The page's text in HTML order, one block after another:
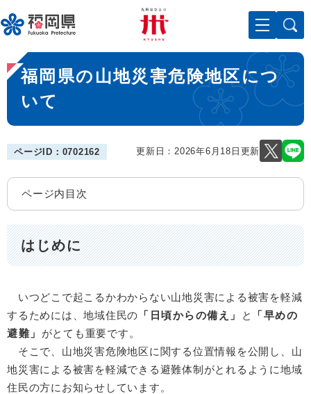
ー
ジ
先
頭
。
メニューを飛ばして本文へ
本
文
福岡県の山地災害危険地区につ
いて
ページID：0702162 更新日：2026年6月18日更新
ページ内目次
はじめに
いつどこで起こるかわからない山地災害による被害を軽減
するためには、地域住民の 「日頃からの備え」 と
「早めの
避難」 がとても重要です。
そこで、山地災害危険地区に関する位置情報を公開し、山
地災害による被害を軽減できる避難体制がとれるように地域
住民の方にお知らせしています。